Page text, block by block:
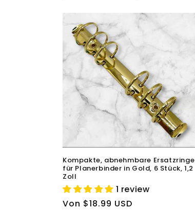
Kompakte, abnehmbare Ersatzringe
für Planerbinder in Gold, 6 Stück, 1,2
Zoll
1 review
Normaler
Von $18.99 USD